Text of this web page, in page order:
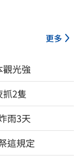
更多
光強
2隻
雨3天
這規定